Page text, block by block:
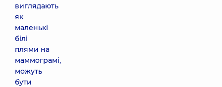
виглядають
як
маленькі
білі
плями на
маммограмі,
можуть
бути